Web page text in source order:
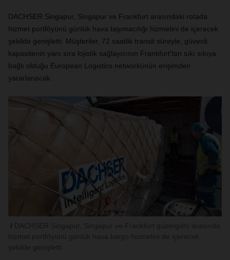
DACHSER Singapur, Singapur ve Frankfurt arasındaki rotada
hizmet portföyünü günlük hava taşımacılığı hizmetini de içerecek
şekilde genişletti. Müşteriler, 72 saatlik transit süreyle, güvenli
kapasitenin yanı sıra lojistik sağlayıcının Frankfurt'tan sıkı sıkıya
bağlı olduğu European Logistics networkünün erişimden
yararlanacak.